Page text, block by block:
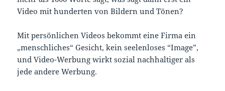
Video mit hunderten von Bildern und Tönen?
Mit persönlichen Videos bekommt eine Firma ein
„menschliches“ Gesicht, kein seelenloses “Image”,
und Video-Werbung wirkt sozial nachhaltiger als
jede andere Werbung.